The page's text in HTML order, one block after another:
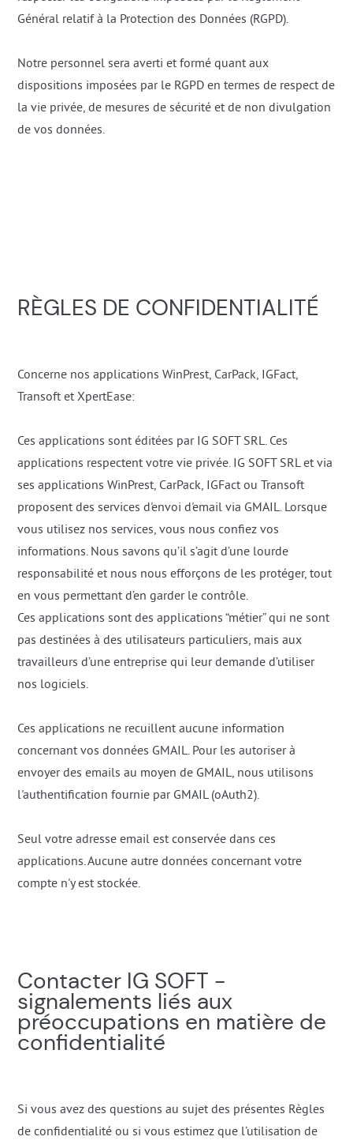
Général relatif à la Protection des Données (RGPD).
Notre personnel sera averti et formé quant aux
dispositions imposées par le RGPD en termes de respect de
la vie privée, de mesures de sécurité et de non divulgation
de vos données.
RÈGLES DE CONFIDENTIALITÉ
Concerne nos applications WinPrest, CarPack, IGFact,
Transoft et XpertEase:
Ces applications sont éditées par IG SOFT SRL. Ces
applications respectent votre vie privée. IG SOFT SRL et via
ses applications WinPrest, CarPack, IGFact ou Transoft
proposent des services d'envoi d'email via GMAIL. Lorsque
vous utilisez nos services, vous nous confiez vos
informations. Nous savons qu’il s’agit d’une lourde
responsabilité et nous nous efforçons de les protéger, tout
en vous permettant d’en garder le contrôle.
Ces applications sont des applications “métier” qui ne sont
pas destinées à des utilisateurs particuliers, mais aux
travailleurs d’une entreprise qui leur demande d’utiliser
nos logiciels.
Ces applications ne recuillent aucune information
concernant vos données GMAIL. Pour les autoriser à
envoyer des emails au moyen de GMAIL, nous utilisons
l'authentification fournie par GMAIL (oAuth2).
Seul votre adresse email est conservée dans ces
applications. Aucune autre données concernant votre
compte n'y est stockée.
Contacter IG SOFT -
signalements liés aux
préoccupations en matière de
confidentialité
Si vous avez des questions au sujet des présentes Règles
de confidentialité ou si vous estimez que l’utilisation de